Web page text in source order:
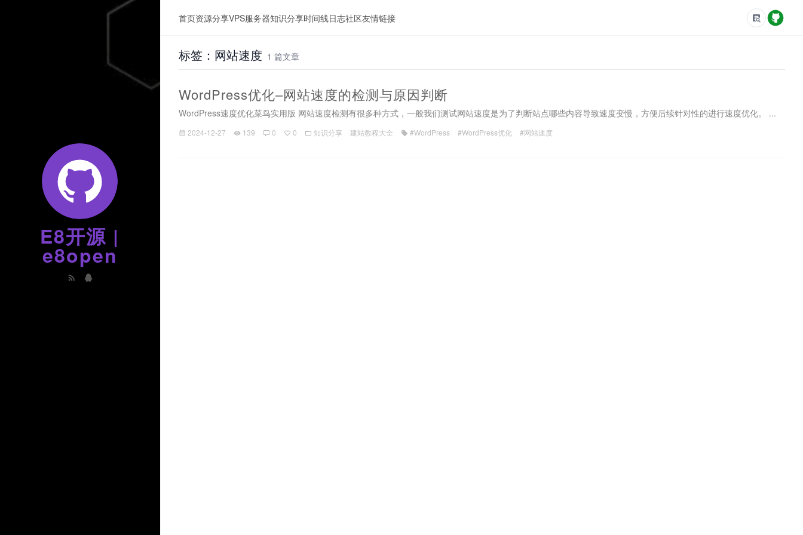
E8开源 |
e8open
首页资源分享VPS服务器知识分享时间线日志社区友情链接
标签：网站速度 1 篇文章
WordPress优化–网站速度的检测与原因判断
WordPress速度优化菜鸟实用版 网站速度检测有很多种方式，一般我们测试网站速度是为了判断站点哪些内容导致速度变慢，方便后续针对性的进行速度优化。 ...
2024-12-27 139 0 0 知识分享 建站教程大全 #WordPress #WordPress优化 #网站速度